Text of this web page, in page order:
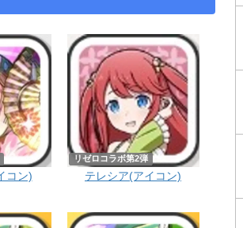
コン)
リゼロコラボ第2弾
テレシア(アイコン)